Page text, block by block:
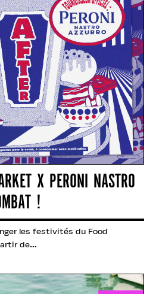
X PERONI NASTRO
!
les festivités du Food
de...